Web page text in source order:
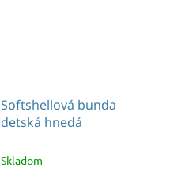
Softshellová bunda
detská hnedá
Skladom